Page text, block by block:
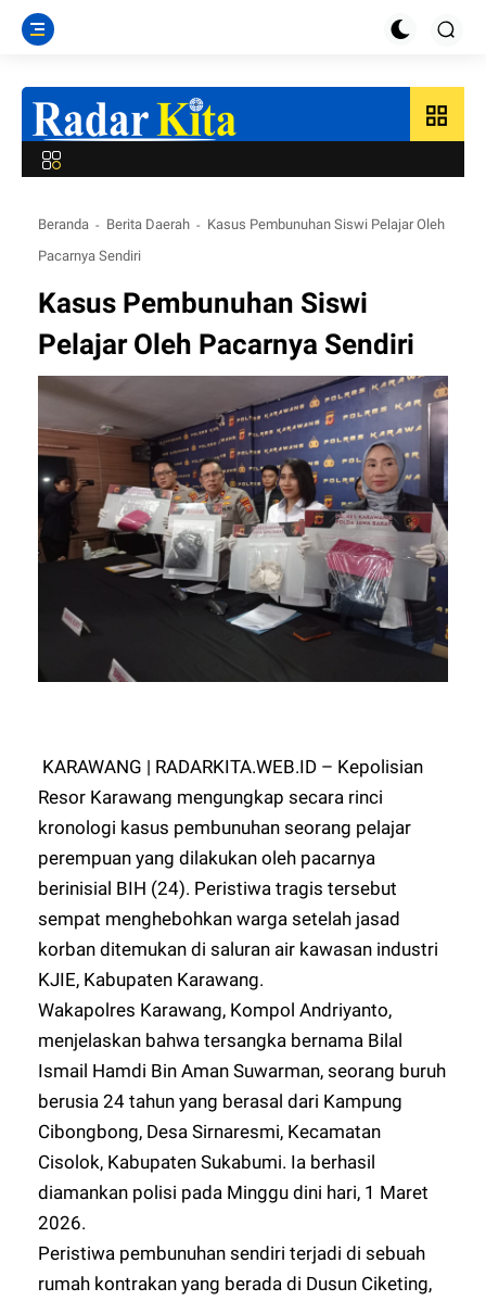
grid_view
Beranda Berita Daerah
Kasus Pembunuhan Siswi Pelajar Oleh
Pacarnya Sendiri
Kasus Pembunuhan Siswi
Pelajar Oleh Pacarnya Sendiri
KARAWANG | RADARKITA.WEB.ID – Kepolisian
Resor Karawang mengungkap secara rinci
kronologi kasus pembunuhan seorang pelajar
perempuan yang dilakukan oleh pacarnya
berinisial BIH (24). Peristiwa tragis tersebut
sempat menghebohkan warga setelah jasad
korban ditemukan di saluran air kawasan industri
KJIE, Kabupaten Karawang.
Wakapolres Karawang, Kompol Andriyanto,
menjelaskan bahwa tersangka bernama Bilal
Ismail Hamdi Bin Aman Suwarman, seorang buruh
berusia 24 tahun yang berasal dari Kampung
Cibongbong, Desa Sirnaresmi, Kecamatan
Cisolok, Kabupaten Sukabumi. Ia berhasil
diamankan polisi pada Minggu dini hari, 1 Maret
2026.
Peristiwa pembunuhan sendiri terjadi di sebuah
rumah kontrakan yang berada di Dusun Ciketing,